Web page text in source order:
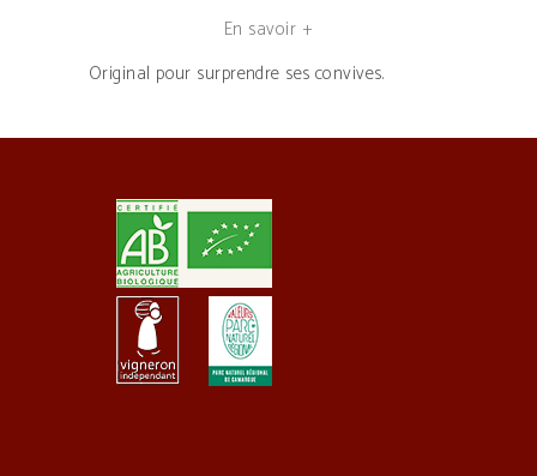
En savoir +
Original pour surprendre ses convives.